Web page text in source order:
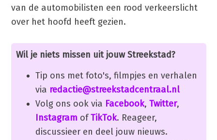
van de automobilisten een rood verkeerslicht
over het hoofd heeft gezien.
Wil je niets missen uit jouw Streekstad?
Tip ons met foto's, filmpjes en verhalen
via redactie@streekstadcentraal.nl
Volg ons ook via Facebook, Twitter,
Instagram ofTikTok. Reageer,
discussieer en deel jouw nieuws.